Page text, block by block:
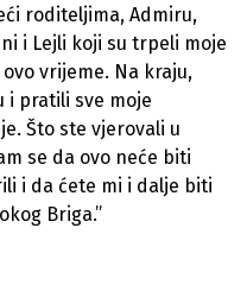
roditeljima, Admiru,
i Lejli koji su trpeli moje
vrijeme. Na kraju,
i pratili sve moje
Što ste vjerovali u
se da ovo neće biti
i da ćete mi i dalje biti
Briga.”